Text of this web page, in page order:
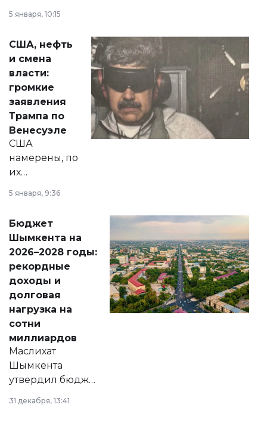
сразу несколько
актуальных тем —
от слухов о
политических
реформах до
вопросов армии,
экономики и
личного здоровья.
5 января, 10:15
США, нефть
и смена
власти:
громкие
заявления
Трампа по
Венесуэле
США
намерены, по
их
принести
народу
Венесуэлы.
5 января, 9:36
Бюджет
Шымкента на
2026–2028 годы:
рекордные
доходы и
долговая
нагрузка на
сотни
миллиардов
Маслихат
Шымкента
утвердил бюджет
города на 2026–
2028 годы.
31 декабря, 13:41